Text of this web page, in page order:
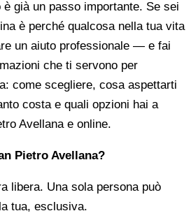
già un passo importante. Se sei
è perché qualcosa nella tua vita
un aiuto professionale — e fai
che ti servono per
come scegliere, cosa aspettarti
costa e quali opzioni hai a
Avellana e online.
Pietro Avellana?
libera. Una sola persona può
tua, esclusiva.